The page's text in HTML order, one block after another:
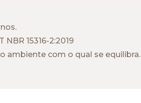
15316-2:2019
ambiente com o qual se equilibra.